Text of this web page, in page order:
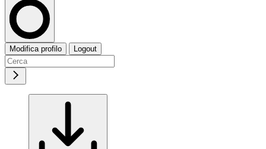
Modifica profilo Logout